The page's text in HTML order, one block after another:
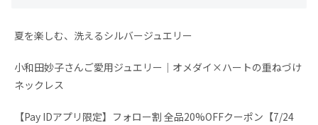
夏を楽しむ、洗えるシルバージュエリー
小和田妙子さんご愛用ジュエリー｜オメダイ×ハートの重ねづけ
ネックレス
【Pay IDアプリ限定】フォロー割 全品20%OFFクーポン【7/24